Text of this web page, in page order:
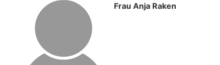
Frau Anja Raken